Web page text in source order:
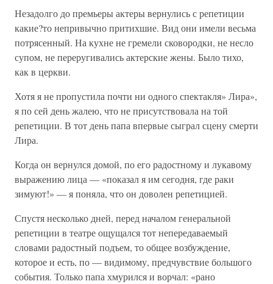
Незадолго до премьеры актеры вернулись с репетиции
какие?то непривычно притихшие. Вид они имели весьма
потрясенный. На кухне не гремели сковородки, не несло
супом, не переругивались актерские жены. Было тихо,
как в церкви.
Хотя я не пропустила почти ни одного спектакля» Лира»,
я по сей день жалею, что не присутствовала на той
репетиции. В тот день папа впервые сыграл сцену смерти
Лира.
Когда он вернулся домой, по его радостному и лукавому
выражению лица — «показал я им сегодня, где раки
зимуют!» — я поняла, что он доволен репетицией.
Спустя несколько дней, перед началом генеральной
репетиции в театре ощущался тот непередаваемый
словами радостный подъем, то общее возбуждение,
которое и есть, по — видимому, предчувствие большого
события. Только папа хмурился и ворчал: «рано